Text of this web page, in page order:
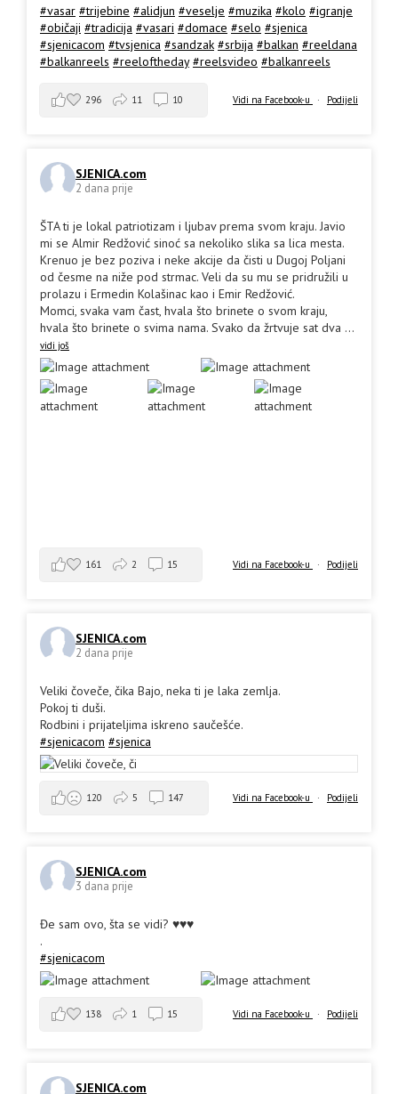
#vasar #trijebine #alidjun #veselje #muzika #kolo #igranje
#običaji #tradicija #vasari #domace #selo #sjenica
#sjenicacom #tvsjenica #sandzak #srbija #balkan #reeldana
#balkanreels #reeloftheday #reelsvideo #balkanreels
Vidi na Facebook-u · Podijeli
296 11 10
SJENICA.com
2 dana prije
ŠTA ti je lokal patriotizam i ljubav prema svom kraju. Javio
mi se Almir Redžović sinoć sa nekoliko slika sa lica mesta.
Krenuo je bez poziva i neke akcije da čisti u Dugoj Poljani
od česme na niže pod strmac. Veli da su mu se pridružili u
prolazu i Ermedin Kolašinac kao i Emir Redžović.
Momci, svaka vam čast, hvala što brinete o svom kraju,
hvala što brinete o svima nama. Svako da žrtvuje sat dva ...
vidi još
Vidi na Facebook-u · Podijeli
161 2 15
SJENICA.com
2 dana prije
Veliki čoveče, čika Bajo, neka ti je laka zemlja.
Pokoj ti duši.
Rodbini i prijateljima iskreno saučešće.
#sjenicacom #sjenica
Vidi na Facebook-u · Podijeli
120 5 147
SJENICA.com
3 dana prije
Đe sam ovo, šta se vidi? ♥️♥️♥️
.
#sjenicacom
Vidi na Facebook-u · Podijeli
138 1 15
SJENICA.com